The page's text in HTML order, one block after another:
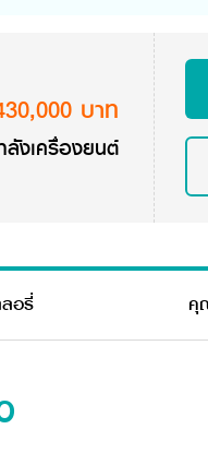
บาท
ลังเครื่องยนต์
อรี่ คุ